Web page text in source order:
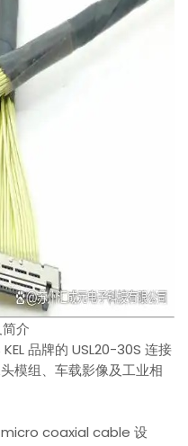
介
品牌的 USL20-30S 连接
模组、车载影像及工业相
micro coaxial cable 设